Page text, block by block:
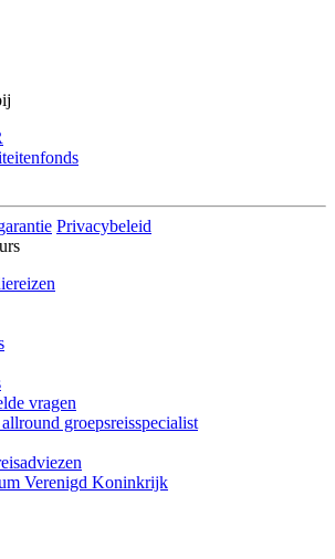
Privacybeleid
vragen
groepsreisspecialist
Verenigd Koninkrijk